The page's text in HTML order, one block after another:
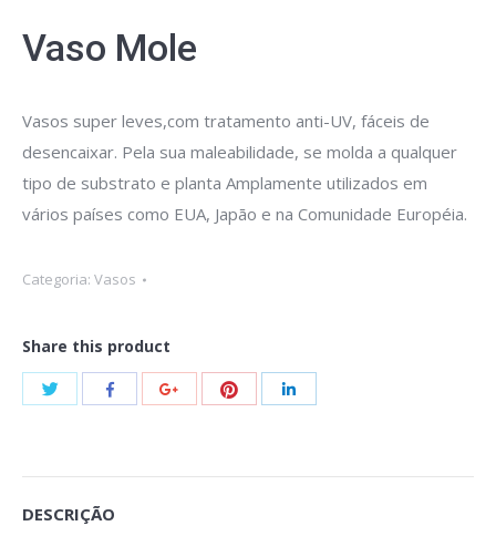
Vaso Mole
Vasos super leves,com tratamento anti-UV, fáceis de
desencaixar. Pela sua maleabilidade, se molda a qualquer
tipo de substrato e planta Amplamente utilizados em
vários países como EUA, Japāo e na Comunidade Européia.
Categoria: Vasos
Share this product
Share
Share
DESCRIÇÃO